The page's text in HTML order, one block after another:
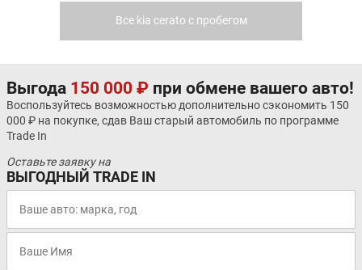
Все kia cerato с пробегом
Выгода 150 000 ₽ при обмене вашего авто!
Воспользуйтесь возможностью дополнительно сэкономить 150
000 ₽ на покупке, сдав Ваш старый автомобиль по программе
Trade In
Оставьте заявку на
ВЫГОДНЫЙ TRADE IN